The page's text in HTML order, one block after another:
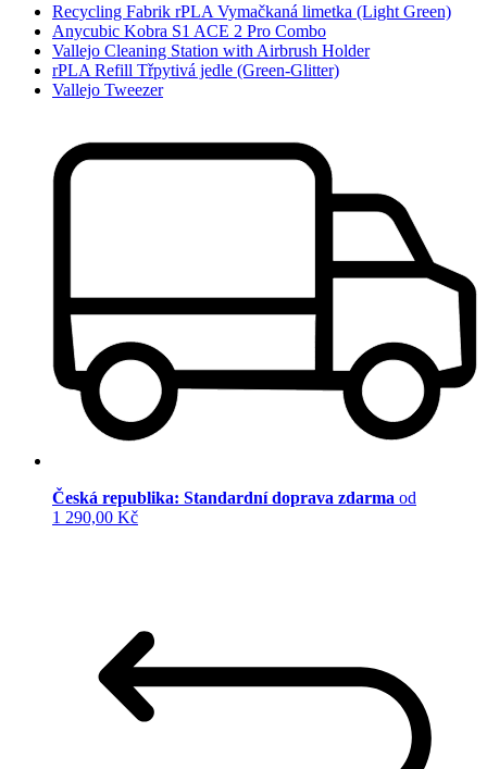
Recycling Fabrik rPLA Vymačkaná limetka (Light Green)
Anycubic Kobra S1 ACE 2 Pro Combo
Vallejo Cleaning Station with Airbrush Holder
rPLA Refill Třpytivá jedle (Green-Glitter)
Vallejo Tweezer
Česká republika: Standardní doprava zdarma od
1 290,00 Kč